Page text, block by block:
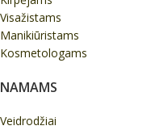
Visažistams
Manikiūristams
Kosmetologams
NAMAMS
Veidrodžiai